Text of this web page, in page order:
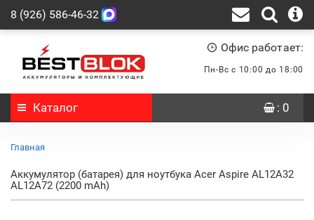
8 (926) 586-46-32
Офис работает:
Пн-Вс с 10:00 до 18:00
Каталог : 0
Главная
Аккумулятор (батарея) для ноутбука Acer Aspire AL12A32
AL12A72 (2200 mAh)